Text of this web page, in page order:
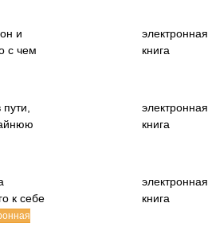
и
с чем
электронная
книга
электронная
книга
к себе
электронная
книга